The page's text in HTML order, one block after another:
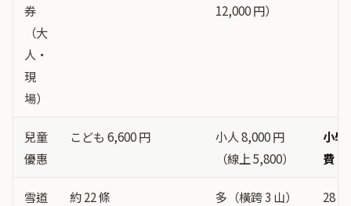
券
（大
人・
現
場）
12,000 円）
兒童
優惠
こども 6,600 円
小人 8,000 円
（線上 5,800）
小學
費
雪道
約 22 條 多（橫跨 3 山） 28 條